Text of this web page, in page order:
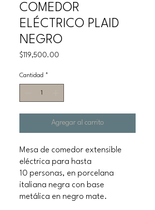
COMEDOR
ELÉCTRICO PLAID
NEGRO
$119,500.00
Cantidad *
Agregar al carrito
Mesa de comedor extensible
eléctrica para hasta
10 personas, en porcelana
italiana negra con base
metálica en negro mate.